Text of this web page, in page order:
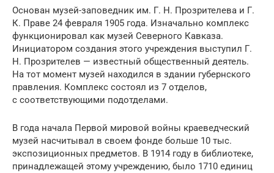
Основан музей-заповедник им. Г. Н. Прозрителева и Г.
К. Праве 24 февраля 1905 года. Изначально комплекс
функционировал как музей Северного Кавказа.
Инициатором создания этого учреждения выступил Г.
Н. Прозрителев — известный общественный деятель.
На тот момент музей находился в здании губернского
правления. Комплекс состоял из 7 отделов,
с соответствующими подотделами.
В года начала Первой мировой войны краеведческий
музей насчитывал в своем фонде больше 10 тыс.
экспозиционных предметов. В 1914 году в библиотеке,
принадлежащей этому учреждению, было 1710 единиц